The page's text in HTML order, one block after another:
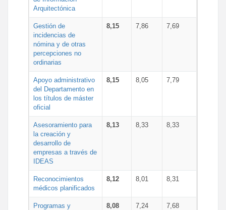
Arquitectónica
Gestión de
incidencias de
nómina y de otras
percepciones no
ordinarias
8,15 7,86 7,69
Apoyo administrativo
del Departamento en
los títulos de máster
oficial
8,15 8,05 7,79
Asesoramiento para
la creación y
desarrollo de
empresas a través de
IDEAS
8,13 8,33 8,33
Reconocimientos
médicos planificados
8,12 8,01 8,31
Programas y
8,08 7,24 7,68